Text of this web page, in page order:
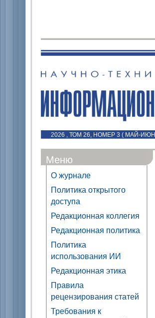
2026 , ТОМ 26, НОМЕР 3 ( МАЙ-
Меню
О журнале
Политика открытого
доступа
Редакционная коллегия
Редакционная политика
Политика
использования ИИ
Редакционная этика
Правила
рецензирования статей
Требования к